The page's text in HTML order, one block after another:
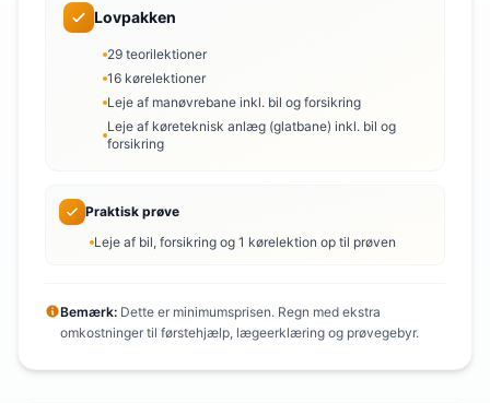
Lovpakken
29 teorilektioner
16 kørelektioner
Leje af manøvrebane inkl. bil og forsikring
Leje af køreteknisk anlæg (glatbane) inkl. bil og
forsikring
Praktisk prøve
Leje af bil, forsikring og 1 kørelektion op til prøven
Bemærk: Dette er minimumsprisen. Regn med ekstra
omkostninger til førstehjælp, lægeerklæring og prøvegebyr.